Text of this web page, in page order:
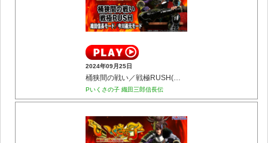
2024年09月25日
桶狭間の戦い／戦極RUSH(織田信長モード／今川義元モード)
Pいくさの子 織田三郎信長伝